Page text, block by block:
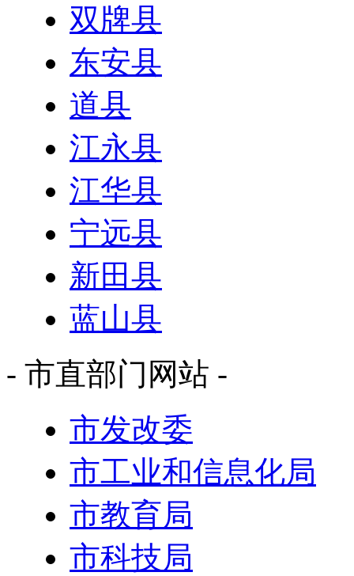
双牌县
东安县
道县
江永县
江华县
宁远县
新田县
蓝山县
- 市直部门网站 -
市发改委
市工业和信息化局
市教育局
市科技局